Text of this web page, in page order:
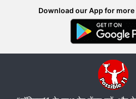
Download our App for